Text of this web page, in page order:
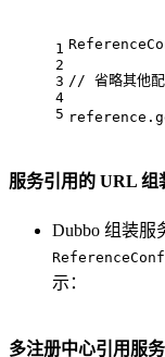
1
2
3
4
5
// 省略其他配
服务引用的 URL 组
Dubbo 组装服
示：
多注册中心引用服务